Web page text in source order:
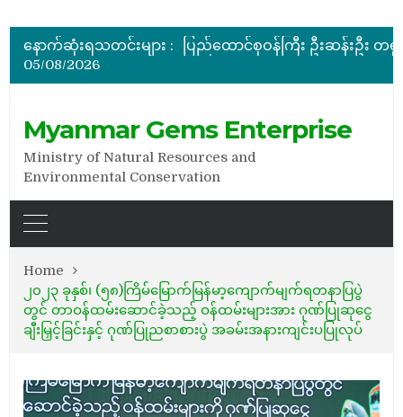
နောက်ဆုံးရသတင်းများ :
05/08/2026
Myanmar Gems Enterprise
Ministry of Natural Resources and
Environmental Conservation
Home
၂၀၂၃ ခုနှစ်၊ (၅၈)ကြိမ်မြောက်မြန်မာ့ကျောက်မျက်ရတနာပြပွဲ
တွင် တာဝန်ထမ်းဆောင်ခဲ့သည့် ဝန်ထမ်းများအား ဂုဏ်ပြုဆုငွေ
ချီးမြှင့်ခြင်းနှင့် ဂုဏ်ပြုညစာစားပွဲ အခမ်းအနားကျင်းပပြုလုပ်